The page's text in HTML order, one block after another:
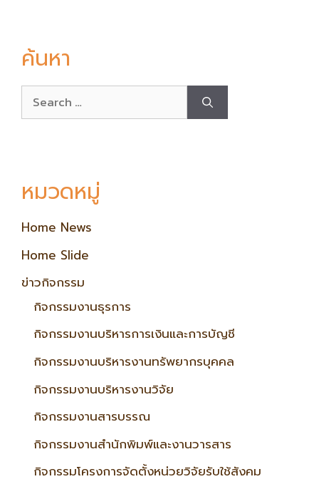
ค้นหา
หมวดหมู่
Home News
Home Slide
ข่าวกิจกรรม
กิจกรรมงานธุรการ
กิจกรรมงานบริหารการเงินและการบัญชี
กิจกรรมงานบริหารงานทรัพยากรบุคคล
กิจกรรมงานบริหารงานวิจัย
กิจกรรมงานสารบรรณ
กิจกรรมงานสำนักพิมพ์และงานวารสาร
กิจกรรมโครงการจัดตั้งหน่วยวิจัยรับใช้สังคม